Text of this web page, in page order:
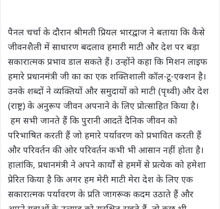
पैनल चर्चा के दौरान श्रीमती प्रियल भारद्वाज ने बताया कि कैसे
जीवनशैली में साधारण बदलाव हमारी माटी और देश पर बड़ा
सकारात्मक प्रभाव डाल सकते हैं। उन्होंने कहा कि मिशन लाइफ
हमारे प्रधानमंत्री जी का का एक शक्तिशाली कॉल-टू-एक्शन है।
उनके शब्दों ने व्यक्तियों और समुदायों को माटी (पृथ्वी) और देश
(राष्ट्र) के अनुरूप जीवन अपनाने के लिए प्रोत्साहित किया है।
हम सभी जानते हैं कि पुरानी आदतें दैनिक जीवन को
परिभाषित करती हैं जो हमारे पर्यावरण को प्रभावित करती हैं
और परिवर्तन की ओर परिवर्तन कभी भी आसान नहीं होता है।
हालांकि, प्रधानमंत्री ने अपने कार्यों से हममें से प्रत्येक को हमेशा
प्रेरित किया है कि अगर हम मेरी माटी मेरा देश के लिए एक
सकारात्मक पर्यावरण के प्रति जागरूक कदम उठाते हैं और